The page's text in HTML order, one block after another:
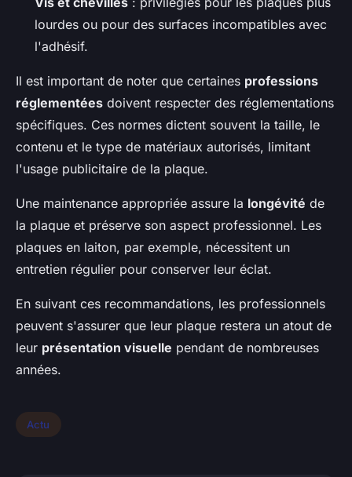
lourdes ou pour des surfaces incompatibles avec
l'adhésif.
Il est important de noter que certaines professions
réglementées doivent respecter des réglementations
spécifiques. Ces normes dictent souvent la taille, le
contenu et le type de matériaux autorisés, limitant
l'usage publicitaire de la plaque.
Une maintenance appropriée assure la longévité de
la plaque et préserve son aspect professionnel. Les
plaques en laiton, par exemple, nécessitent un
entretien régulier pour conserver leur éclat.
En suivant ces recommandations, les professionnels
peuvent s'assurer que leur plaque restera un atout de
leur présentation visuelle pendant de nombreuses
années.
Actu